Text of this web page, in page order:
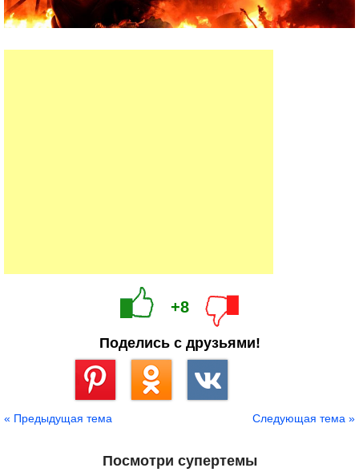
+8
Поделись с друзьями!
« Предыдущая тема Следующая тема »
Посмотри супертемы